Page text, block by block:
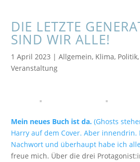
DIE LETZTE
SIND WIR ALLE!
1 April 2023 |Allgemein, Klima, Politik
Veranstaltung
Mein neues Buch ist da. (Ghosts
Harry auf dem Cover. Aber
Nachwort und überhaupt habe ich
freue mich. Über die drei